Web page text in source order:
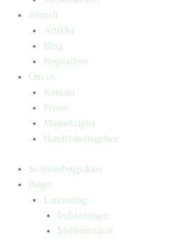
Aktuelt
Artikler
Blog
Bogtrailere
Om os
Kontakt
Presse
Manuskripter
Handelsbetingelser
Sommerbogpakker
Bøger
Letlæsning
Indskolingen
Mellemtrinnet